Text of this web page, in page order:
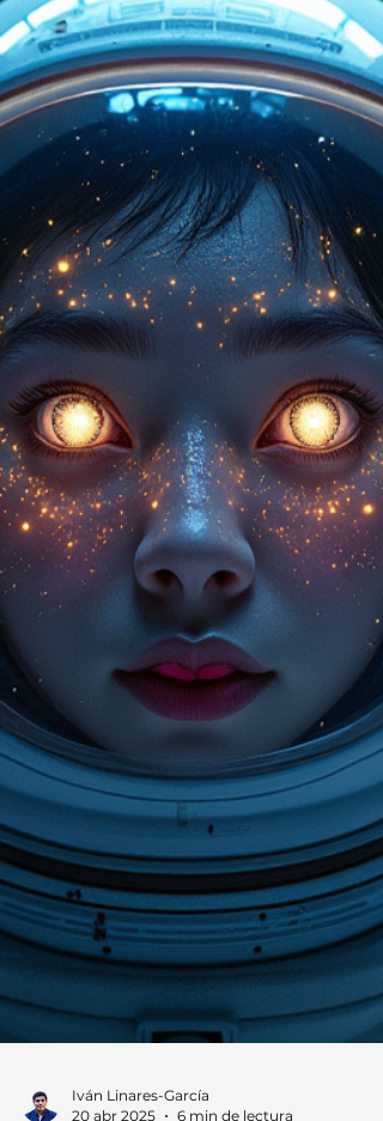
DCIC clasifica vocalizaciones por
no solo por frecuencia. Las neuronas
responden de forma binaria a llamadas
sociales vs. de navegación, revelando un
sistema temprano y eficiente de
decodificación sonora. Los murciélagos
redefinen la audición.